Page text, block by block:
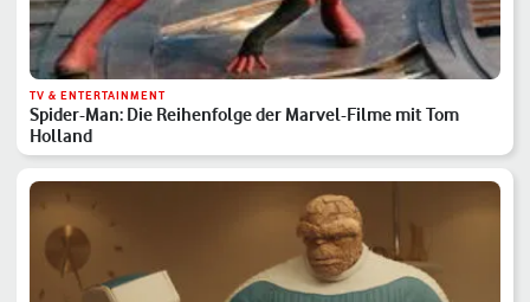
TV & ENTERTAINMENT
Spider-Man: Die Reihenfolge der Marvel-Filme mit Tom
Holland